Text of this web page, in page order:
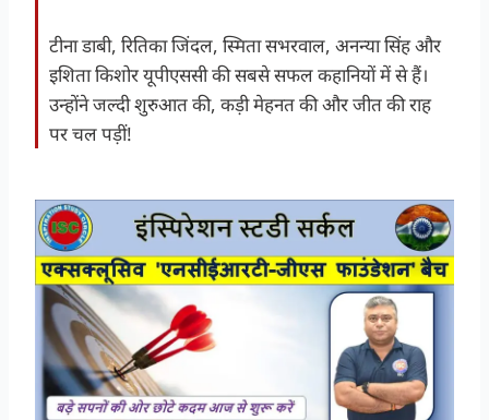
टीना डाबी, रितिका जिंदल, स्मिता सभरवाल, अनन्या सिंह और
इशिता किशोर यूपीएससी की सबसे सफल कहानियों में से हैं।
उन्होंने जल्दी शुरुआत की, कड़ी मेहनत की और जीत की राह
पर चल पड़ीं!